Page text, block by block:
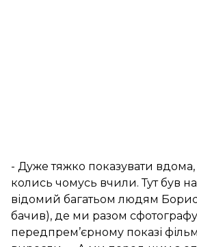
- Дуже тяжко показувати вдома,
колись чомусь вчили. Тут був
відомий багатьом людям Борис
бачив), де ми разом
передпрем’єрному показі